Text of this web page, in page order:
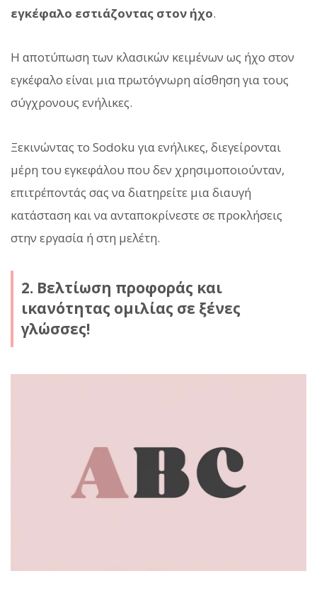
εγκέφαλο εστιάζοντας στον ήχο.
Η αποτύπωση των κλασικών κειμένων ως ήχο στον
εγκέφαλο είναι μια πρωτόγνωρη αίσθηση για τους
σύγχρονους ενήλικες.
Ξεκινώντας το Sodoku για ενήλικες, διεγείρονται
μέρη του εγκεφάλου που δεν χρησιμοποιούνταν,
επιτρέποντάς σας να διατηρείτε μια διαυγή
κατάσταση και να ανταποκρίνεστε σε προκλήσεις
στην εργασία ή στη μελέτη.
2. Βελτίωση προφοράς και
ικανότητας ομιλίας σε ξένες
γλώσσες!